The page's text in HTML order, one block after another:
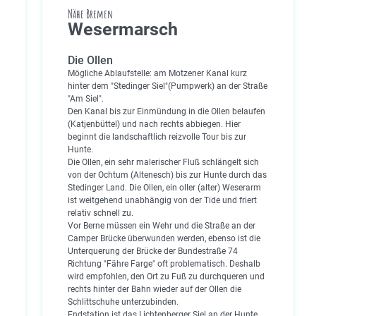
Nähe Bremen
Wesermarsch
Die Ollen
Mögliche Ablaufstelle: am Motzener Kanal kurz
hinter dem "Stedinger Siel"(Pumpwerk) an der Straße
"Am Siel".
Den Kanal bis zur Einmündung in die Ollen belaufen
(Katjenbüttel) und nach rechts abbiegen. Hier
beginnt die landschaftlich reizvolle Tour bis zur
Hunte.
Die Ollen, ein sehr malerischer Fluß schlängelt sich
von der Ochtum (Altenesch) bis zur Hunte durch das
Stedinger Land. Die Ollen, ein oller (alter) Weserarm
ist weitgehend unabhängig von der Tide und friert
relativ schnell zu.
Vor Berne müssen ein Wehr und die Straße an der
Camper Brücke überwunden werden, ebenso ist die
Unterquerung der Brücke der Bundestraße 74
Richtung "Fähre Farge" oft problematisch. Deshalb
wird empfohlen, den Ort zu Fuß zu durchqueren und
rechts hinter der Bahn wieder auf der Ollen die
Schlittschuhe unterzubinden.